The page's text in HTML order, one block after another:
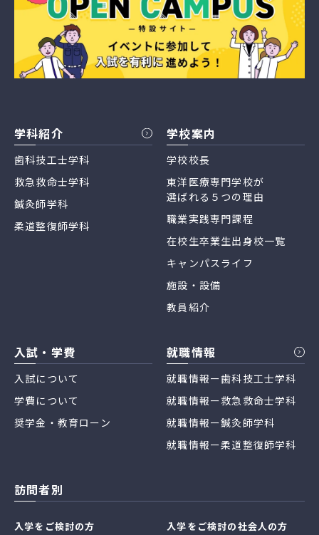
学科紹介
歯科技工士学科
救急救命士学科
鍼灸師学科
柔道整復師学科
学校案内
学校校長
東洋医療専門学校が
選ばれる５つの理由
職業実践専門課程
在校生卒業生出身校一覧
キャンパスライフ
施設・設備
教員紹介
入試・学費
入試について
学費について
奨学金・教育ローン
就職情報
就職情報ー歯科技工士学科
就職情報ー救急救命士学科
就職情報ー鍼灸師学科
就職情報ー柔道整復師学科
訪問者別
入学をご検討の方 入学をご検討の社会人の方